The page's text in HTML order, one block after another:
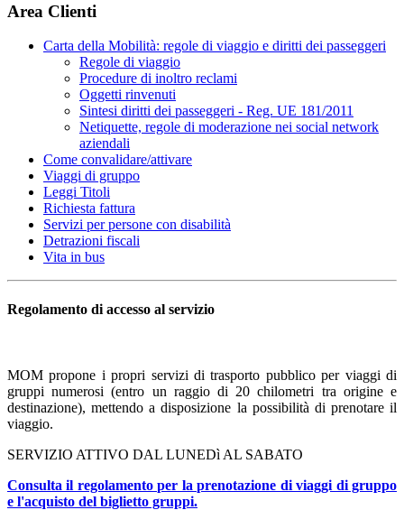
Area Clienti
Carta della Mobilità: regole di viaggio e diritti dei passeggeri
Regole di viaggio
Procedure di inoltro reclami
Oggetti rinvenuti
Sintesi diritti dei passeggeri - Reg. UE 181/2011
Netiquette, regole di moderazione nei social network
aziendali
Come convalidare/attivare
Viaggi di gruppo
Leggi Titoli
Richiesta fattura
Servizi per persone con disabilità
Detrazioni fiscali
Vita in bus
Regolamento di accesso al servizio
MOM propone i propri servizi di trasporto pubblico per viaggi di
gruppi numerosi (entro un raggio di 20 chilometri tra origine e
destinazione), mettendo a disposizione la possibilità di prenotare il
viaggio.
SERVIZIO ATTIVO DAL LUNEDì AL SABATO
Consulta il regolamento per la prenotazione di viaggi di gruppo
e l'acquisto del biglietto gruppi.